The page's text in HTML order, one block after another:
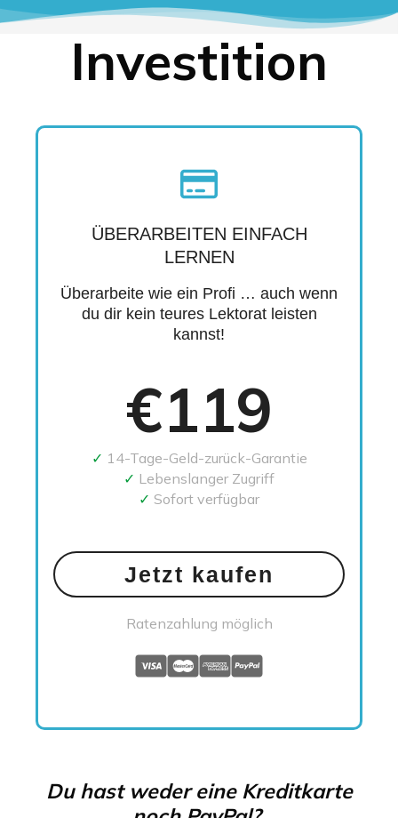
Investition
ÜBERARBEITEN EINFACH
LERNEN
Überarbeite wie ein Profi … auch wenn
du dir kein teures Lektorat leisten
kannst!
€119
✓ 14-Tage-Geld-zurück-Garantie
✓ Lebenslanger Zugriff
✓ Sofort verfügbar
Jetzt kaufen
Ratenzahlung möglich
Du hast weder eine Kreditkarte